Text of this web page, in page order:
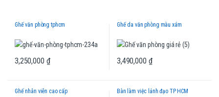
Ghế văn phòng tphcm
3,250,000 ₫
Ghế da văn phòng màu xám
3,490,000 ₫
Ghế nhân viên cao cấp Bàn làm việc lảnh đạo TP HCM